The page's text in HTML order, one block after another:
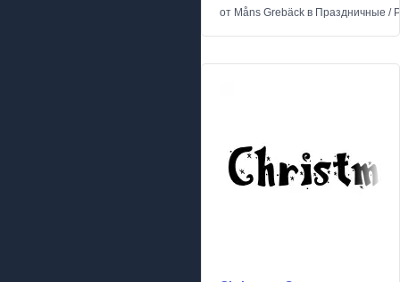
от Måns Grebäck в Праздничные /